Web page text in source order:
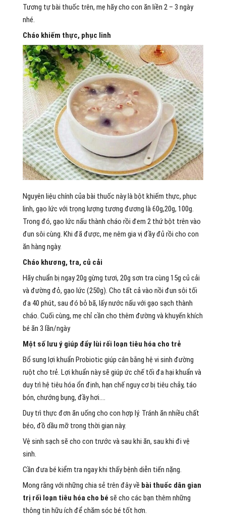
Tương tự bài thuốc trên, mẹ hãy cho con ăn liền 2 – 3 ngày
nhé.
Cháo khiếm thực, phục linh
Nguyên liệu chính của bài thuốc này là bột khiếm thực, phục
linh, gạo lức với trọng lượng tương đương là 60g,20g, 100g.
Trong đó, gạo lức nấu thành cháo rồi đem 2 thứ bột trên vào
đun sôi cùng. Khi đã được, mẹ nêm gia vị đầy đủ rồi cho con
ăn hàng ngày.
Cháo khương, tra, củ cải
Hãy chuẩn bị ngay 20g gừng tươi, 20g sơn tra cùng 15g củ cải
và đường đỏ, gạo lức (250g). Cho tất cả vào nồi đun sôi tối
đa 40 phút, sau đó bỏ bã, lấy nước nấu với gạo sạch thành
cháo. Cuối cùng, mẹ chỉ cần cho thêm đường và khuyến khích
bé ăn 3 lần/ngày
Một số lưu ý giúp đẩy lùi rối loạn tiêu hóa cho trẻ
Bổ sung lợi khuẩn Probiotic giúp cân bằng hệ vi sinh đường
ruột cho trẻ. Lợi khuẩn này sẽ giúp ức chế tối đa hại khuẩn và
duy trì hệ tiêu hóa ổn định, hạn chế nguy cơ bị tiêu chảy, táo
bón, chướng bụng, đầy hơi….
Duy trì thực đơn ăn uống cho con hợp lý. Tránh ăn nhiều chất
béo, đồ dầu mỡ trong thời gian này.
Vệ sinh sạch sẽ cho con trước và sau khi ăn, sau khi đi vệ
sinh.
Cần đưa bé kiểm tra ngay khi thấy bệnh diễn tiến nặng.
Mong rằng với những chia sẻ trên đây về bài thuốc dân gian
trị rối loạn tiêu hóa cho bé sẽ cho các bạn thêm những
thông tin hữu ích để chăm sóc bé tốt hơn.